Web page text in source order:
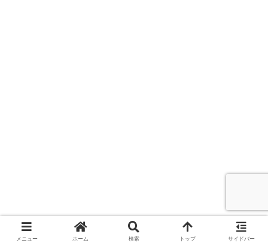
メニュー ホーム 検索 トップ サイドバー